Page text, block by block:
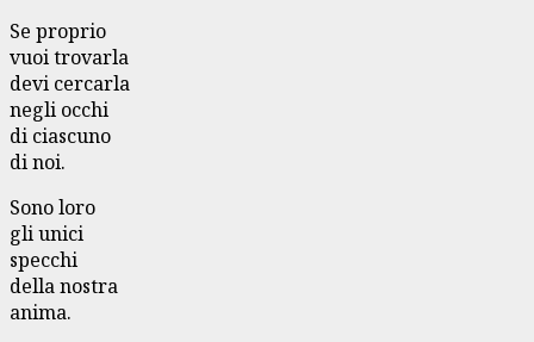
Se proprio
vuoi trovarla
devi cercarla
negli occhi
di ciascuno
di noi.
Sono loro
gli unici
specchi
della nostra
anima.